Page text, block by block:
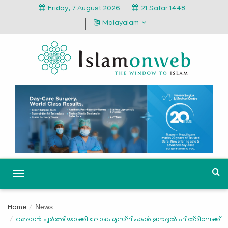
Friday, 7 August 2026
21 Safar 1448
Malayalam
T
o
g
l
Home News
റമദാന്‍ പൂര്‍ത്തിയാക്കി ലോക മുസ്‍ലിംകള്‍ ഈദുല്‍ ഫിത്റിലേക്ക്